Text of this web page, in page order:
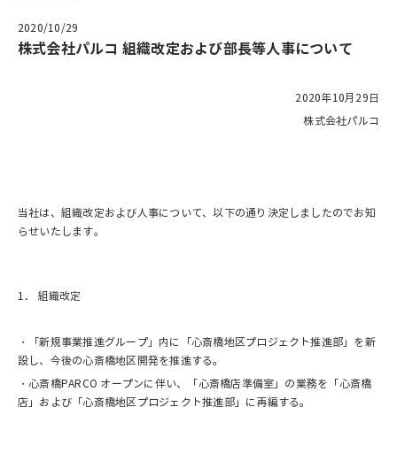
2020/10/29
株式会社パルコ 組織改定および部長等人事について
2020年10月29日
株式会社パルコ
当社は、組織改定および人事について、以下の通り決定しましたのでお知
らせいたします。
1． 組織改定
・「新規事業推進グループ」内に「心斎橋地区プロジェクト推進部」を新
設し、今後の心斎橋地区開発を推進する。
・心斎橋PARCO オープンに伴い、「心斎橋店準備室」の業務を「心斎橋
店」および「心斎橋地区プロジェクト推進部」に再編する。